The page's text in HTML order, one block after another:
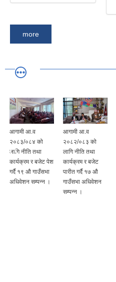
more
आगामी आ.व
२०८३/०८४ को
लागि नीति तथा
कार्यक्रम र बजेट पेश
गर्दै १९ औ गाउँसभा
अधिवेशन सम्पन्न ।
आगामी आ.व
२०८२/०८३ को
लागि नीति तथा
कार्यक्रम र बजेट
पारीत गर्दै १७ औ
गाउँसभा अधिवेशन
सम्पन्न ।